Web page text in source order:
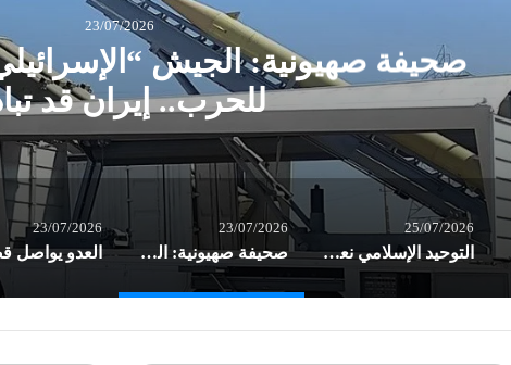
23/07/2026
صحيفة صهيونية: الجيش
للحرب.. إيران قد
25/07/2026
التوحيد الإسلامي نعت المناضل أوكاموتو.. وأشادت بعملية الضفة الغربية البطولية
23/07/2026
صحيفة صهيونية: الجيش “الإسرائيلي” في تأهب ذروة للحرب.. إيران قد تبادر
23/07/2026